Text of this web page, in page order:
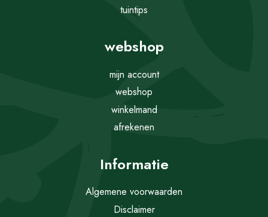
tuintips
webshop
mijn account
webshop
winkelmand
afrekenen
Informatie
Algemene voorwaarden
Disclaimer